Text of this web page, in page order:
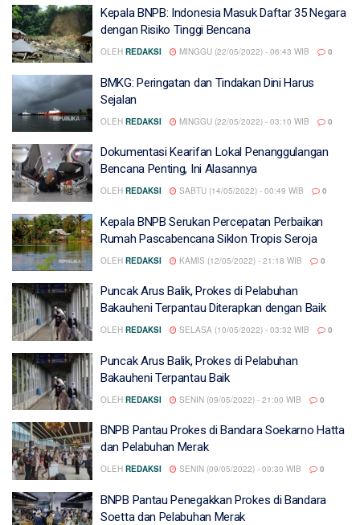
Kepala BNPB: Indonesia Masuk Daftar 35 Negara
dengan Risiko Tinggi Bencana
OLEH REDAKSI MINGGU (22/05/2022) - 06:43 WIB 0
BMKG: Peringatan dan Tindakan Dini Harus
Sejalan
OLEH REDAKSI MINGGU (22/05/2022) - 03:10 WIB 0
Dokumentasi Kearifan Lokal Penanggulangan
Bencana Penting, Ini Alasannya
OLEH REDAKSI SABTU (14/05/2022) - 00:49 WIB 0
Kepala BNPB Serukan Percepatan Perbaikan
Rumah Pascabencana Siklon Tropis Seroja
OLEH REDAKSI KAMIS (12/05/2022) - 21:18 WIB 0
Puncak Arus Balik, Prokes di Pelabuhan
Bakauheni Terpantau Diterapkan dengan Baik
OLEH REDAKSI SELASA (10/05/2022) - 03:32 WIB 0
Puncak Arus Balik, Prokes di Pelabuhan
Bakauheni Terpantau Baik
OLEH REDAKSI SENIN (09/05/2022) - 21:00 WIB 0
BNPB Pantau Prokes di Bandara Soekarno Hatta
dan Pelabuhan Merak
OLEH REDAKSI SENIN (09/05/2022) - 00:30 WIB 0
BNPB Pantau Penegakkan Prokes di Bandara
Soetta dan Pelabuhan Merak